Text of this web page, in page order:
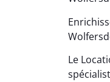
Le